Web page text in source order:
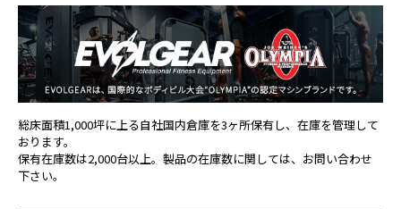
総床面積1,000坪に上る自社国内倉庫を3ヶ所保有し、在庫を管理して
おります。
保有在庫数は2,000台以上。製品の在庫数に関しては、お問い合わせ
下さい。